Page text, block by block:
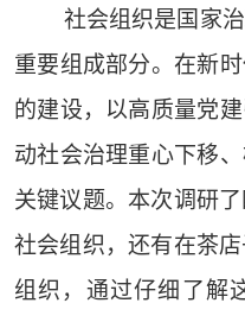
社会组织是国家
重要组成部分。在新
的建设，以高质量党
动社会治理重心下移
关键议题。本次调研
社会组织，还有在茶
组织，通过仔细了解